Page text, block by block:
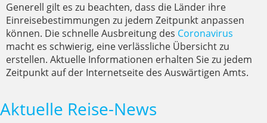
Generell gilt es zu beachten, dass die Länder ihre
Einreisebestimmungen zu jedem Zeitpunkt anpassen
können. Die schnelle Ausbreitung des Coronavirus
macht es schwierig, eine verlässliche Übersicht zu
erstellen. Aktuelle Informationen erhalten Sie zu jedem
Zeitpunkt auf der Internetseite des Auswärtigen Amts.
Aktuelle Reise-News